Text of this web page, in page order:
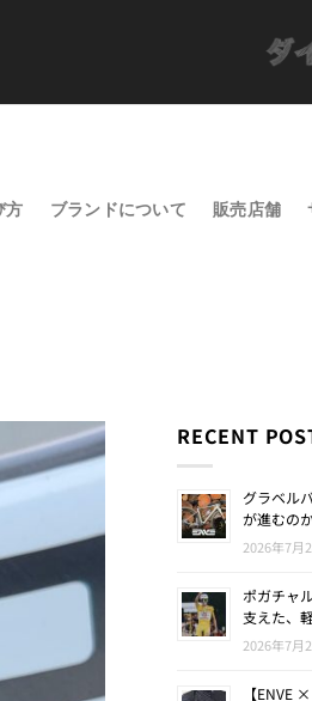
方 ブランドについて 販売店舗
RECENT
グラベル
が進むの
2026年7月
ポガチャ
支えた、
2026年7月
【ENVE